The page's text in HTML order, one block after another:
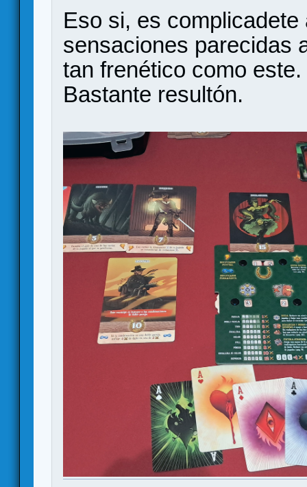
Eso si, es
sensaciones parecidas
tan frenético como este.
Bastante resultón.